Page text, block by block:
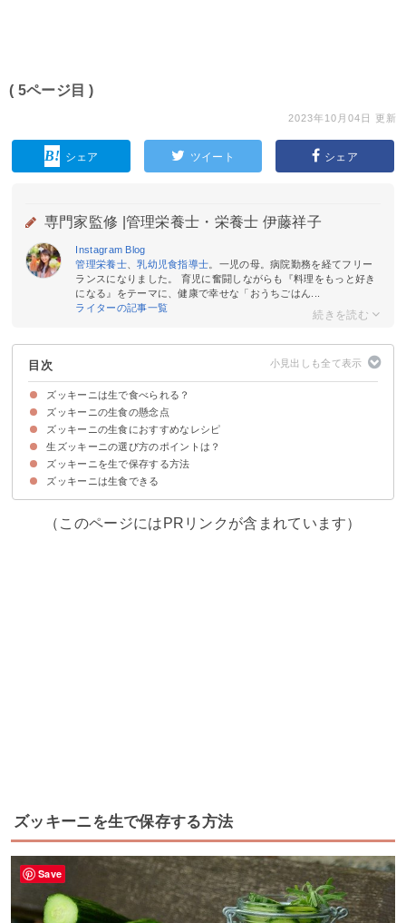
( 5ページ目 )
2023年10月04日 更新
シェア ツイート シェア
専門家監修 | 管理栄養士・栄養士 伊藤祥子
Instagram Blog
管理栄養士、乳幼児食指導士 。一児の母。病院勤務を経てフリー
ランスになりました。 育児に奮闘しながらも『料理をもっと好き
になる』をテーマに、健康で幸せな「おうちごはん...
ライターの記事一覧
目次
ズッキーニは生で食べられる？
ズッキーニは生食できる
ズッキーニを生で食べるメリット
ズッキーニの生食の懸念点
アク抜きは必要？
味は美味しい？
食中毒にならない？
ズッキーニの生食におすすめなレシピ
①ズッキーニとクルミのサラダ
②ズッキーニのエスニックサラダ
③サーモンとズッキーニのマリネ
④ズッキーニと紫蘇の梅肉マリネ
⑤ズッキーニとオレンジと帆立のカルパッチョ
⑥シーフードと夏野菜のタブレ
⑦鶏肉の彩りねぎソース
⑧イワシの夏野菜マリネ
⑨冷たい中華風和え麺
⑩手毬寿司
生ズッキーニの選び方のポイントは？
ヘタの切り口が新しいもの
皮にハリ・ツヤがあるもの
太さが均一のもの
ズッキーニを生で保存する方法
ズッキーニを丸ごと1本保存する場合
カットしたズッキーニを保存する場合
ズッキーニは生食できる
（このページにはPRリンクが含まれています）
ズッキーニを生で保存する方法
Save